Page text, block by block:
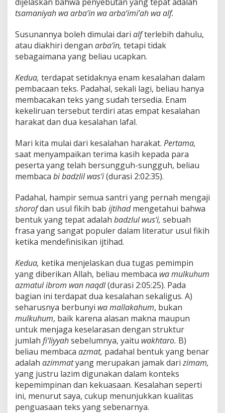
tsamaniyah wa arba‘in wa arba‘imi’ah wa alf.
Susunannya boleh dimulai dari alfterlebih dahulu,
atau diakhiri dengan arba‘in, tetapi tidak
sebagaimana yang beliau ucapkan.
Kedua, terdapat setidaknya enam kesalahan dalam
pembacaan teks. Padahal, sekali lagi, beliau hanya
membacakan teks yang sudah tersedia. Enam
kekeliruan tersebut terdiri atas empat kesalahan
harakat dan dua kesalahan lafal.
Mari kita mulai dari kesalahan harakat. Pertama,
saat menyampaikan terima kasih kepada para
peserta yang telah bersungguh-sungguh, beliau
membaca bi badzlil was‘i(durasi 2:02:35).
Padahal, hampir semua santri yang pernah mengaji
shorofdan usul fikih bab ijtihadmengetahui bahwa
bentuk yang tepat adalah badzlul wus‘i, sebuah
frasa yang sangat populer dalam literatur usul fikih
ketika mendefinisikan ijtihad.
Kedua, ketika menjelaskan dua tugas pemimpin
yang diberikan Allah, beliau membaca wa mulkuhum
azmatul ibrom wan naqdl(durasi 2:05:25). Pada
bagian ini terdapat dua kesalahan sekaligus. A)
seharusnya berbunyi wa mallakahum, bukan
mulkuhum, baik karena alasan makna maupun
untuk menjaga keselarasan dengan struktur
jumlah fi‘liyyahsebelumnya, yaitu wakhtaro. B)
beliau membaca azmat, padahal bentuk yang benar
adalah azimmatyang merupakan jamak darizimam,
yang justru lazim digunakan dalam konteks
kepemimpinan dan kekuasaan. Kesalahan seperti
ini, menurut saya, cukup menunjukkan kualitas
penguasaan teks yang sebenarnya.